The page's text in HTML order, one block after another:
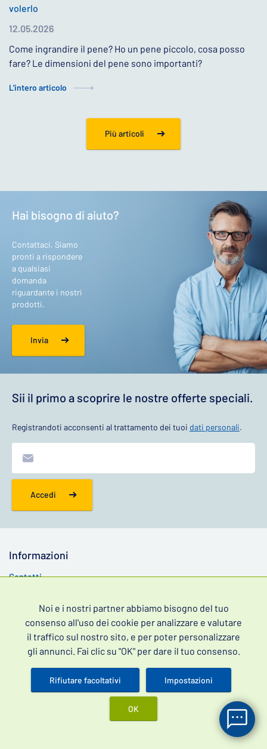
volerlo
12.05.2026
Come ingrandire il pene? Ho un pene piccolo, cosa posso
fare? Le dimensioni del pene sono importanti?
L'intero articolo
Più articoli
Hai bisogno di aiuto?
Contattaci. Siamo
pronti a rispondere
a qualsiasi
domanda
riguardante i nostri
prodotti.
Invia
Sii il primo a scoprire le nostre offerte speciali.
Registrandoti acconsenti al trattamento dei tuoi dati personali.
Accedi
Informazioni
Contatti
Ordini
Stato dell'ordine
Noi e i nostri partner abbiamo bisogno del tuo
consenso all'uso dei cookie per analizzare e valutare
il traffico sul nostro sito, e per poter personalizzare
gli annunci. Fai clic su "OK" per dare il tuo consenso.
Rifiutare facoltativi Impostazioni
OK